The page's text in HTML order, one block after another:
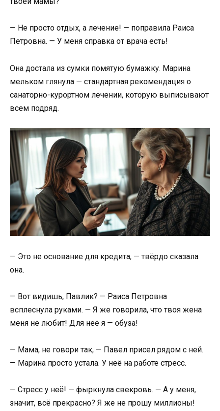
— Не просто отдых, а лечение! — поправила Раиса
Петровна. — У меня справка от врача есть!
Она достала из сумки помятую бумажку. Марина
мельком глянула — стандартная рекомендация о
санаторно-курортном лечении, которую выписывают
всем подряд.
— Это не основание для кредита, — твёрдо сказала
она.
— Вот видишь, Павлик? — Раиса Петровна
всплеснула руками. — Я же говорила, что твоя жена
меня не любит! Для неё я — обуза!
— Мама, не говори так, — Павел присел рядом с ней.
— Марина просто устала. У неё на работе стресс.
— Стресс у неё! — фыркнула свекровь. — А у меня,
значит, всё прекрасно? Я же не прошу миллионы!